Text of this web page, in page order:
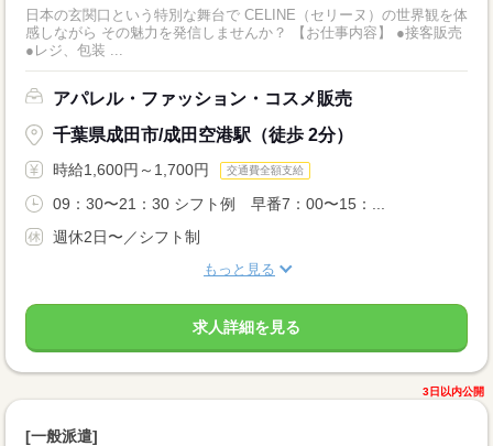
日本の玄関口という特別な舞台で CELINE（セリーヌ）の世界観を体
感しながら その魅力を発信しませんか？ 【お仕事内容】 ●接客販売
●レジ、包装 ...
アパレル・ファッション・コスメ販売
千葉県成田市/成田空港駅（徒歩 2分）
時給1,600円～1,700円 交通費全額支給
09：30〜21：30 シフト例 早番7：00〜15：...
週休2日〜／シフト制
もっと見る
求人詳細を見る
3日以内公開
[一般派遣]